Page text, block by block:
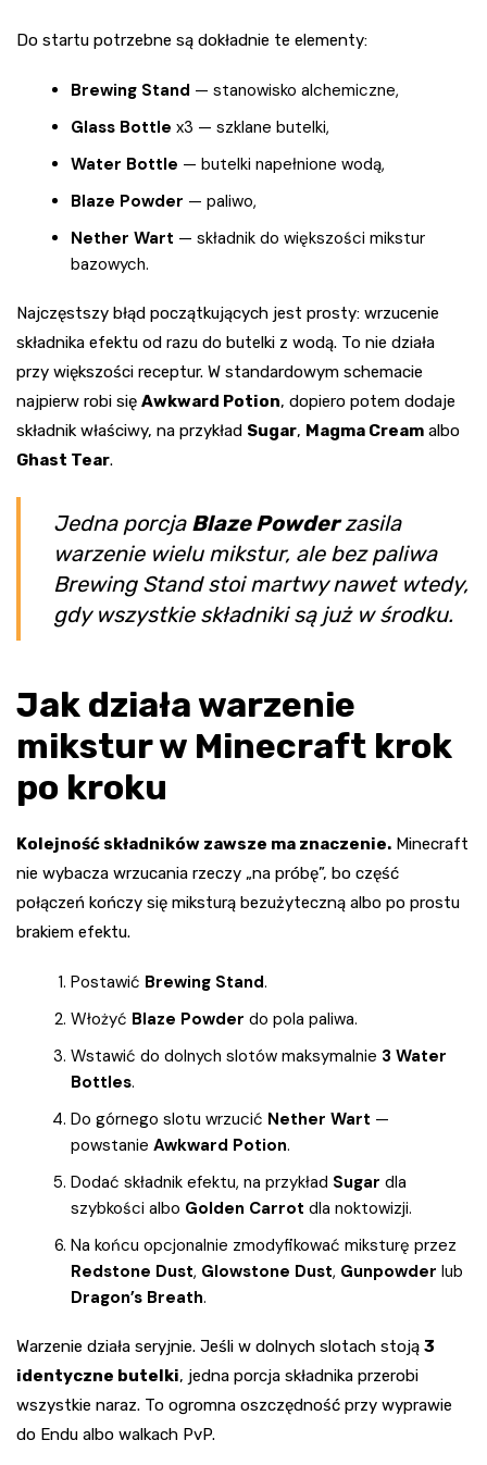
Do startu potrzebne są dokładnie te elementy:
Brewing Stand — stanowisko alchemiczne,
Glass Bottle x3 — szklane butelki,
Water Bottle — butelki napełnione wodą,
Blaze Powder — paliwo,
Nether Wart — składnik do większości mikstur
bazowych.
Najczęstszy błąd początkujących jest prosty: wrzucenie
składnika efektu od razu do butelki z wodą. To nie działa
przy większości receptur. W standardowym schemacie
najpierw robi się Awkward Potion, dopiero potem dodaje
składnik właściwy, na przykład Sugar, Magma Cream albo
Ghast Tear.
Jedna porcja Blaze Powderzasila
warzenie wielu mikstur, ale bez paliwa
Brewing Stand stoi martwy nawet wtedy,
gdy wszystkie składniki są już w środku.
Jak działa warzenie
mikstur w Minecraft krok
po kroku
Kolejność składników zawsze ma znaczenie. Minecraft
nie wybacza wrzucania rzeczy „na próbę”, bo część
połączeń kończy się miksturą bezużyteczną albo po prostu
brakiem efektu.
Postawić Brewing Stand.
Włożyć Blaze Powder do pola paliwa.
Wstawić do dolnych slotów maksymalnie 3 Water
Bottles.
Do górnego slotu wrzucić Nether Wart —
powstanie Awkward Potion.
Dodać składnik efektu, na przykład Sugar dla
szybkości albo Golden Carrot dla noktowizji.
Na końcu opcjonalnie zmodyfikować miksturę przez
Redstone Dust, Glowstone Dust, Gunpowder lub
Dragon’s Breath.
Warzenie działa seryjnie. Jeśli w dolnych slotach stoją 3
identyczne butelki, jedna porcja składnika przerobi
wszystkie naraz. To ogromna oszczędność przy wyprawie
do Endu albo walkach PvP.